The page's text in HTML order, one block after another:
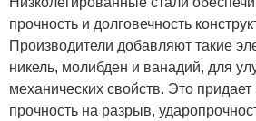
прочность и долговечность
Производители добавляют такие
никель, молибден и ванадий, для
механических свойств. Это
прочность на разрыв,